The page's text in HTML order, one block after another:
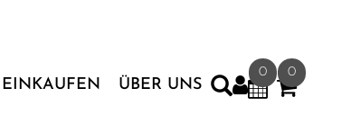
EINKAUFEN ÜBER UNS
0 0